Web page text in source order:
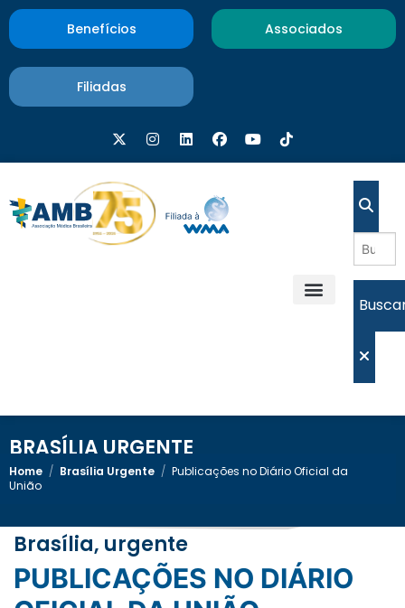
Benefícios Associados
Filiadas
BRASÍLIA URGENTE
Home / Brasília Urgente / Publicações no Diário Oficial da
União
Brasília, urgente
PUBLICAÇÕES NO DIÁRIO